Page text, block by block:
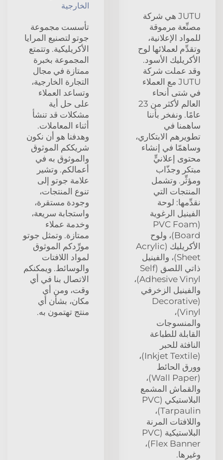
JUTU هي شركة
مصنِّعة مرموقة
للمواد الإعلانية،
وتقدِّم لعملائها لوح
الأكريليك الأسود.
وقد عملت شركة
JUTU مع العملاء
في شتى أنحاء
العالم لأكثر من 23
عامًا. ونفخر بأننا
ساهمنا في
تطويرهم الابتكاري،
وساهمّا في إنشاء
محتوى إعلانيٍّ
مبتكر وجذّاب
ومؤثِّر. وتشمل
المنتجات التي
نقدِّمها: لوحة
الفينيل الرغوية
(PVC Foam
Board)، ولوح
الأكريليك (Acrylic
Sheet)، والفينيل
ذاتي اللصق (Self
Adhesive Vinyl)،
والفينيل الزخرفي
(Decorative
Vinyl)،
والمنسوجات
القابلة للطباعة
النافثة للحبر
(Inkjet Textile)،
وورق الحائط
(Wall Paper)،
والقماش المشمع
البلاستيكي (PVC
Tarpaulin)،
واللافتات المرنة
البلاستيكية (PVC
Flex Banner)،
وغيرها.
الخارجية
تأسست مجموعة
جوتو لتصنيع المرايا
الأكريليكية. وتتمتع
المجموعة بخبرة
ممتازة في مجال
التجارة الخارجية،
وتساعد العملاء
على حل أية
مشكلات قد تنشأ
أثناء المعاملات.
وهدفنا هو أن نكون
شريككم الموثوق
والموثوق به في
أعمالكم. وتشير
علامة جوتو إلى
تنوع المنتجات،
وجودة مستقرة،
واستجابة سريعة،
وخدمة عملاء
ممتازة. وتمثل جوتو
مورِّدكم الموثوق
لمواد اللافتات
والوسائط. ويمكنكم
الاتصال بنا في أي
وقت، ومن أي
مكان، بشأن أي
منتج تهتمون به.